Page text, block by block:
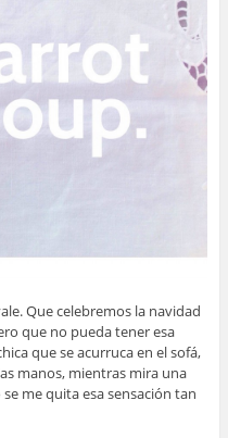
Que celebremos la navidad
que no pueda tener esa
que se acurruca en el sofá,
manos, mientras mira una
me quita esa sensación tan